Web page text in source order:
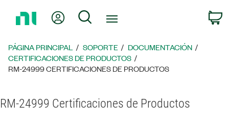
página
principal
Mi cuentaBúsqueda
PÁGINA PRINCIPAL SOPORTE
DOCUMENTACIÓN
CERTIFICACIONES DE PRODUCTOS
RM-24999 CERTIFICACIONES DE PRODUCTOS
RM-24999 Certificaciones de Productos